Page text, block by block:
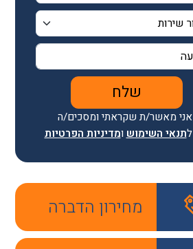
אני מאשר/ת שקראתי ומסכים/ה
לתנאי השימוש ומדיניות הפרטיות
מחירון הדברה